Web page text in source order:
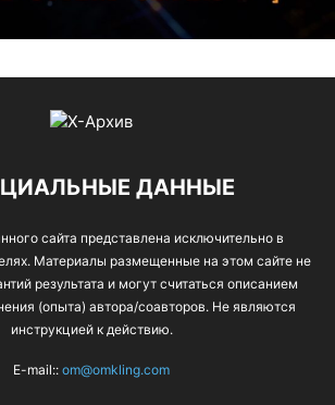
ДАННЫЕ
сайта представлена исключительно в
Материалы размещенные на этом сайте не
результата и могут считаться описанием
(опыта) автора/соавторов. Не являются
инструкцией к действию.
E-mail:: om@omkling.com